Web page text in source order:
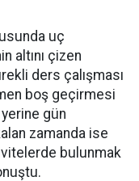
uç
altını çizen
ders çalışması
boş geçirmesi
gün
zamanda ise
bulunmak